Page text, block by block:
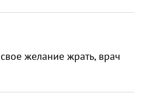
желание жрать, врач